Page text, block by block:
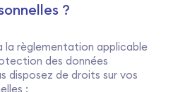
?
la règlementation applicable
des données
disposez de droits sur vos
: